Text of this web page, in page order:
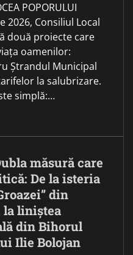
POPORULUI
2026, Consiliul Local
două proiecte care
oamenilor:
Ștrandul Municipal
la salubrizare.
simplă:…
măsură care
De la isteria
din
liniștea
din Bihorul
Ilie Bolojan